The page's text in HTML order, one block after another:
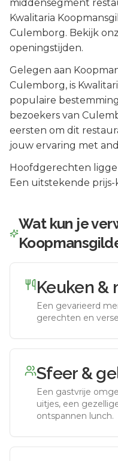
middensegment
Kwalitaria
Culemborg. Bekijk
openingstijden.
Gelegen aan
Culemborg, is
populaire
bezoekers van
eersten om dit
jouw ervaring met
Hoofdgerechten
Een uitstekende
Wat kun je
Keuken &
Een gevarieerd
gerechten en
Sfeer &
Een gastvrije
uitjes, een
ontspannen lunch.